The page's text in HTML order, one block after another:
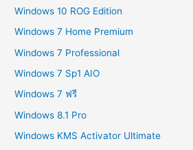
Windows 10 ROG Edition
Windows 7 Home Premium
Windows 7 Professional
Windows 7 Sp1 AIO
Windows 7 ฟรี
Windows 8.1 Pro
Windows KMS Activator Ultimate